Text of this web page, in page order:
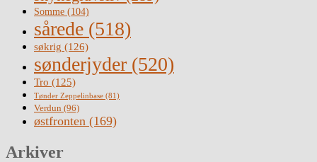
Somme (104)
sårede (518)
søkrig (126)
sønderjyder (520)
Tro (125)
Tønder Zeppelinbase (81)
Verdun (96)
østfronten (169)
Arkiver